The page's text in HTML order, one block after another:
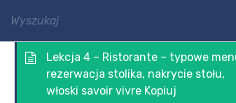
tylko w Wenecji) Kopiuj
Lekcja 4 – Ristorante – typowe
rezerwacja stolika, nakrycie stołu,
włoski savoir vivre Kopiuj